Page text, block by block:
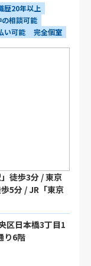
歴20年以上
相談可能
い可能 完全個室
徒歩3分 / 東京
5分 / JR「東京
区日本橋3丁目1
り6階